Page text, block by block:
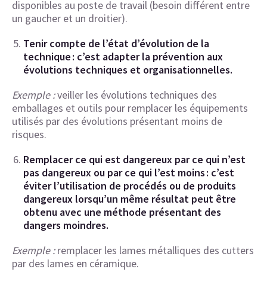
disponibles au poste de travail (besoin différent entre
un gaucher et un droitier).
Tenir compte de l’état d’évolution de la
technique : c’est adapter la prévention aux
évolutions techniques et organisationnelles.
Exemple :veiller les évolutions techniques des
emballages et outils pour remplacer les équipements
utilisés par des évolutions présentant moins de
risques.
Remplacer ce qui est dangereux par ce qui n’est
pas dangereux ou par ce qui l’est moins : c’est
éviter l’utilisation de procédés ou de produits
dangereux lorsqu’un même résultat peut être
obtenu avec une méthode présentant des
dangers moindres.
Exemple :remplacer les lames métalliques des cutters
par des lames en céramique.